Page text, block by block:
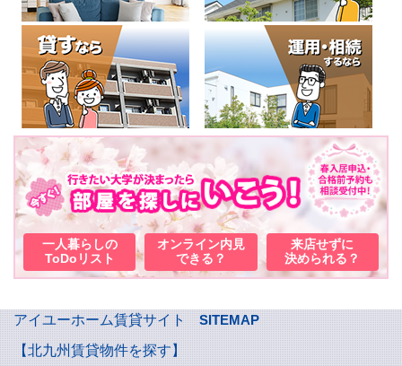
一人暮らしの
ToDoリスト
オンライン内見
できる？
来店せずに
決められる？
アイユーホーム賃貸サイト
SITEMAP
【北九州賃貸物件を探す】